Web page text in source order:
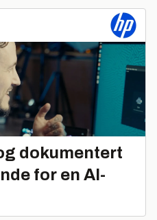
dokumentert
for en AI-